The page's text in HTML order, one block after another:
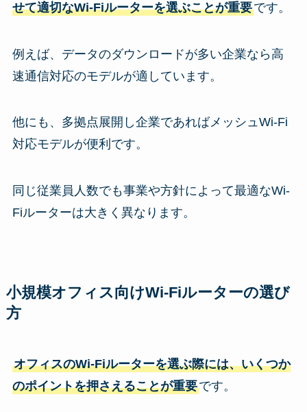
せて適切なWi-Fiルーターを選ぶことが重要です。
例えば、データのダウンロードが多い企業なら高
速通信対応のモデルが適しています。
他にも、多拠点展開し企業であればメッシュWi-Fi
対応モデルが便利です。
同じ従業員人数でも事業や方針によって最適なWi-
Fiルーターは大きく異なります。
小​​規模オフィス向けWi-Fiルーターの選び
方
オフィスのWi-Fiルーターを選ぶ際には、いくつか
のポイントを押さえることが重要です。